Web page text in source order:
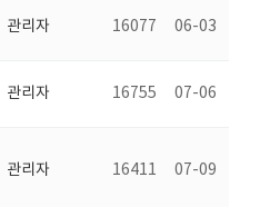
관리자 16077 06-03
관리자 16755 07-06
관리자 16411 07-09